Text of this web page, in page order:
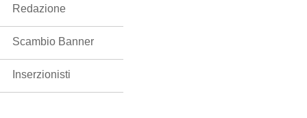
Redazione
Scambio Banner
Inserzionisti